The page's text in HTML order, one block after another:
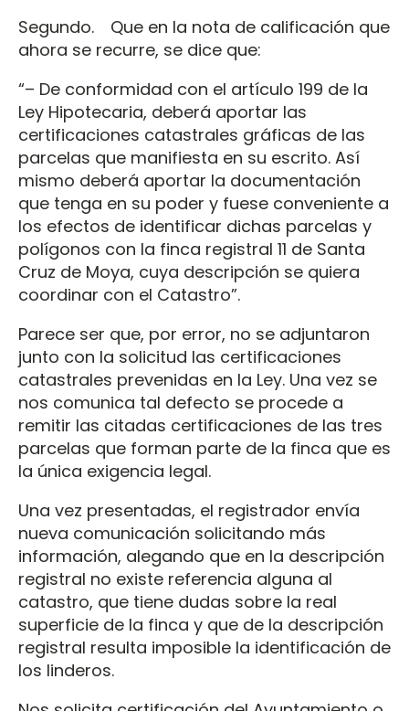
Segundo. Que en la nota de calificación que
ahora se recurre, se dice que:
“– De conformidad con el artículo 199 de la
Ley Hipotecaria, deberá aportar las
certificaciones catastrales gráficas de las
parcelas que manifiesta en su escrito. Así
mismo deberá aportar la documentación
que tenga en su poder y fuese conveniente a
los efectos de identificar dichas parcelas y
polígonos con la finca registral 11 de Santa
Cruz de Moya, cuya descripción se quiera
coordinar con el Catastro”.
Parece ser que, por error, no se adjuntaron
junto con la solicitud las certificaciones
catastrales prevenidas en la Ley. Una vez se
nos comunica tal defecto se procede a
remitir las citadas certificaciones de las tres
parcelas que forman parte de la finca que es
la única exigencia legal.
Una vez presentadas, el registrador envía
nueva comunicación solicitando más
información, alegando que en la descripción
registral no existe referencia alguna al
catastro, que tiene dudas sobre la real
superficie de la finca y que de la descripción
registral resulta imposible la identificación de
los linderos.